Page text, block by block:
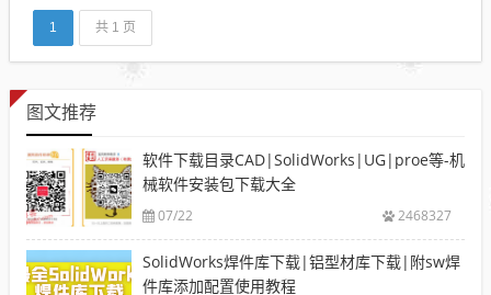
1 共 1 页
图文推荐
软件下载目录CAD|SolidWorks|UG|proe等-机
械软件安装包下载大全
07/22 2468327
SolidWorks焊件库下载|铝型材库下载|附sw焊
件库添加配置使用教程